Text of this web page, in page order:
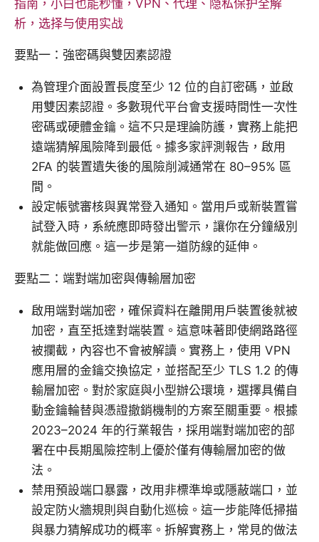
指南，小白也能秒懂，VPN、代理、隐私保护全解
析，选择与使用实战
要點一：強密碼與雙因素認證
為管理介面設置長度至少 12 位的自訂密碼，並啟
用雙因素認證。多數現代平台會支援時間性一次性
密碼或硬體金鑰。這不只是理論防護，實務上能把
遠端猜解風險降到最低。據多家評測報告，啟用
2FA 的裝置遺失後的風險削減通常在 80–95% 區
間。
設定帳號審核與異常登入通知。當用戶或新裝置嘗
試登入時，系統應即時發出警示，讓你在分鐘級別
就能做回應。這一步是第一道防線的延伸。
要點二：端對端加密與傳輸層加密
啟用端對端加密，確保資料在離開用戶裝置後就被
加密，直至抵達對端裝置。這意味著即使網路路徑
被攔截，內容也不會被解讀。實務上，使用 VPN
應用層的金鑰交換協定，並搭配至少 TLS 1.2 的傳
輸層加密。對於家庭與小型辦公環境，選擇具備自
動金鑰輪替與憑證撤銷機制的方案至關重要。根據
2023–2024 年的行業報告，採用端對端加密的部
署在中長期風險控制上優於僅有傳輸層加密的做
法。
禁用預設端口暴露，改用非標準埠或隱蔽端口，並
設定防火牆規則與自動化巡檢。這一步能降低掃描
與暴力猜解成功的概率。拆解實務上，常見的做法